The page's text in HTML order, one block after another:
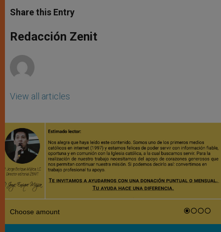
t
s
p
p
s
e
g
e
e
b
o
k
r
Share this Entry
Redacción Zenit
View all articles